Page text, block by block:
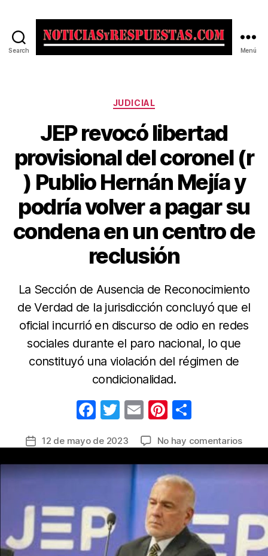
Search Menú
Categorías
JUDICIAL
JEP revocó libertad
provisional del coronel (r
) Publio Hernán Mejía y
podría volver a pagar su
condena en un centro de
reclusión
La Sección de Ausencia de Reconocimiento
de Verdad de la jurisdicción concluyó que el
oficial incurrió en discurso de odio en redes
sociales durante el paro nacional, lo que
constituyó una violación del régimen de
condicionalidad.
F
c
e
o
o
k
T
itt
er
E
ail
Pi
er
e
st
m
p
ar
tir
Fecha
la
12 de mayo de 2023 No hay comentariosen
(r